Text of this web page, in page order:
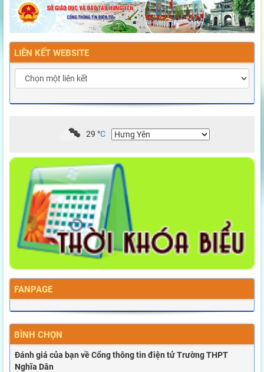
LIÊN KẾT WEBSITE
29 °C
FANPAGE
BÌNH CHỌN
Đánh giá của bạn về Cổng thông tin điện tử Trường THPT
Nghĩa Dân